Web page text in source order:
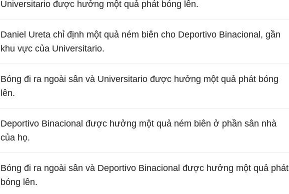
Universitario được hưởng một quả phát bóng lên.
Daniel Ureta chỉ định một quả ném biên cho Deportivo Binacional, gần
khu vực của Universitario.
Bóng đi ra ngoài sân và Universitario được hưởng một quả phát bóng
lên.
Deportivo Binacional được hưởng một quả ném biên ở phần sân nhà
của họ.
Bóng đi ra ngoài sân và Deportivo Binacional được hưởng một quả phát
bóng lên.